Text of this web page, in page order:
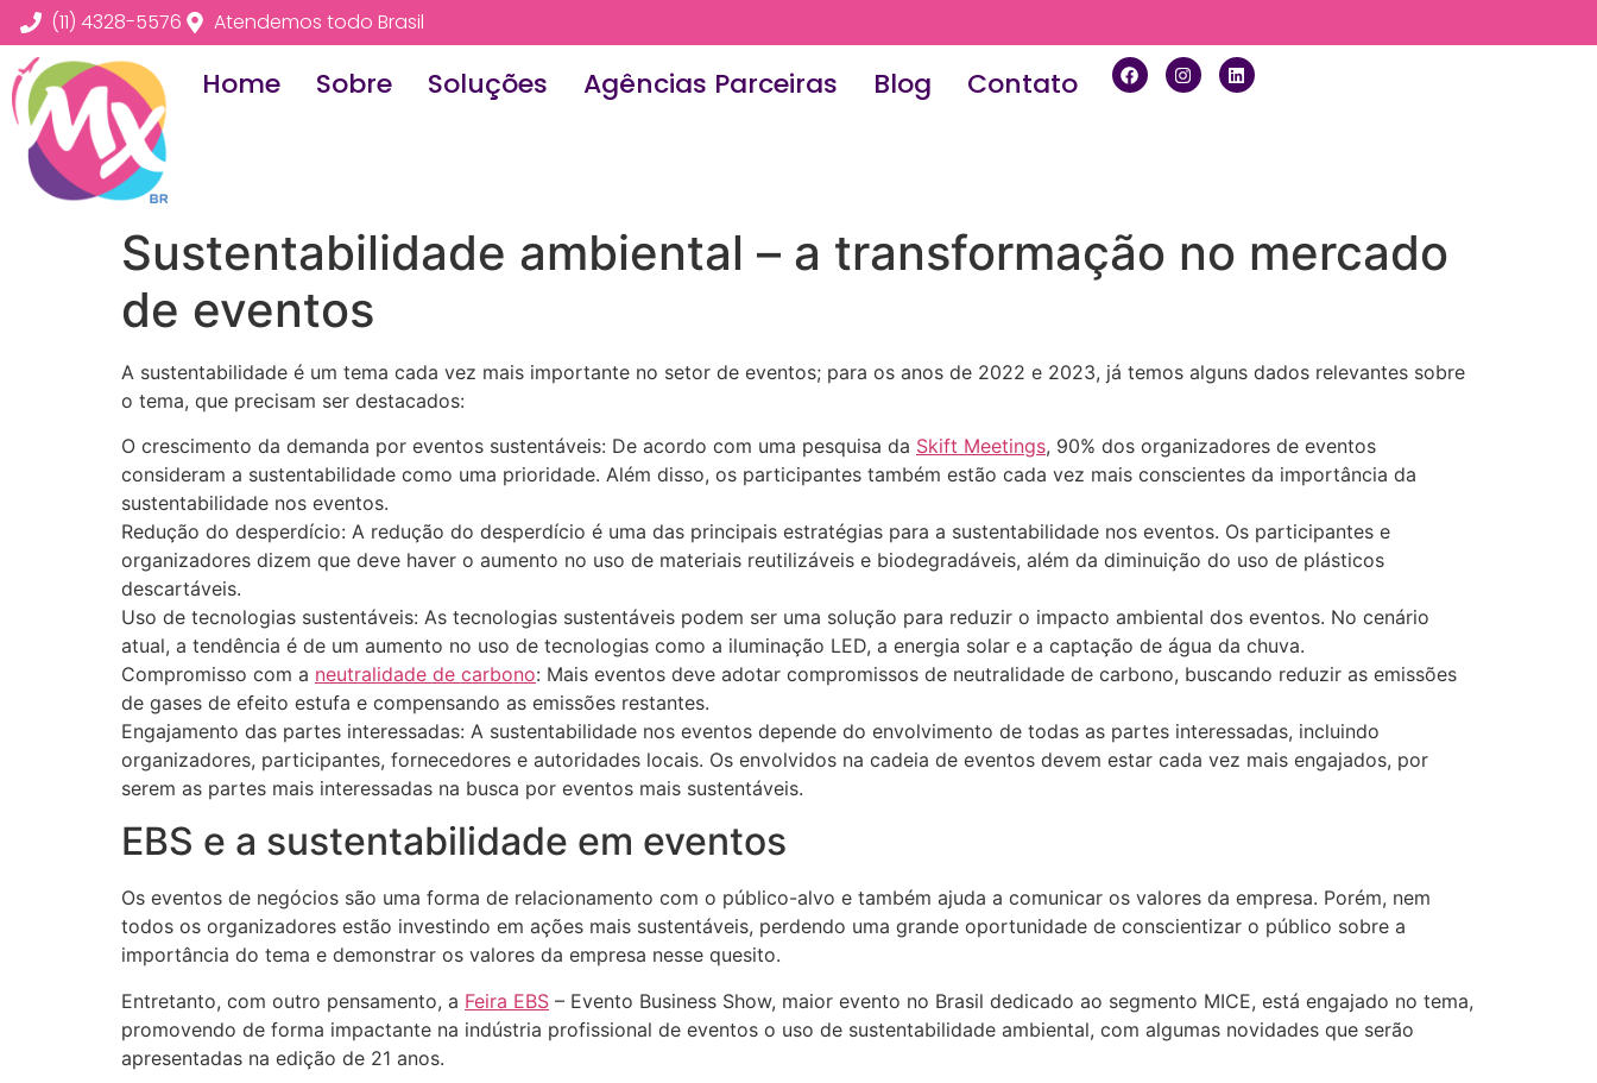
(11) 4328-5576 Atendemos todo Brasil
Home Sobre Soluções Agências Parceiras Blog Contato
Sustentabilidade ambiental – a transformação no mercado
de eventos
A sustentabilidade é um tema cada vez mais importante no setor de eventos; para os anos de 2022 e 2023, já temos alguns dados relevantes sobre
o tema, que precisam ser destacados:
O crescimento da demanda por eventos sustentáveis: De acordo com uma pesquisa da Skift Meetings, 90% dos organizadores de eventos
consideram a sustentabilidade como uma prioridade. Além disso, os participantes também estão cada vez mais conscientes da importância da
sustentabilidade nos eventos.
Redução do desperdício: A redução do desperdício é uma das principais estratégias para a sustentabilidade nos eventos. Os participantes e
organizadores dizem que deve haver o aumento no uso de materiais reutilizáveis e biodegradáveis, além da diminuição do uso de plásticos
descartáveis.
Uso de tecnologias sustentáveis: As tecnologias sustentáveis podem ser uma solução para reduzir o impacto ambiental dos eventos. No cenário
atual, a tendência é de um aumento no uso de tecnologias como a iluminação LED, a energia solar e a captação de água da chuva.
Compromisso com a neutralidade de carbono: Mais eventos deve adotar compromissos de neutralidade de carbono, buscando reduzir as emissões
de gases de efeito estufa e compensando as emissões restantes.
Engajamento das partes interessadas: A sustentabilidade nos eventos depende do envolvimento de todas as partes interessadas, incluindo
organizadores, participantes, fornecedores e autoridades locais. Os envolvidos na cadeia de eventos devem estar cada vez mais engajados, por
serem as partes mais interessadas na busca por eventos mais sustentáveis.
EBS e a sustentabilidade em eventos
Os eventos de negócios são uma forma de relacionamento com o público-alvo e também ajuda a comunicar os valores da empresa. Porém, nem
todos os organizadores estão investindo em ações mais sustentáveis, perdendo uma grande oportunidade de conscientizar o público sobre a
importância do tema e demonstrar os valores da empresa nesse quesito.
Entretanto, com outro pensamento, a Feira EBS – Evento Business Show, maior evento no Brasil dedicado ao segmento MICE, está engajado no tema,
promovendo de forma impactante na indústria profissional de eventos o uso de sustentabilidade ambiental, com algumas novidades que serão
apresentadas na edição de 21 anos.